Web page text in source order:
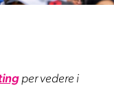
per vedere i